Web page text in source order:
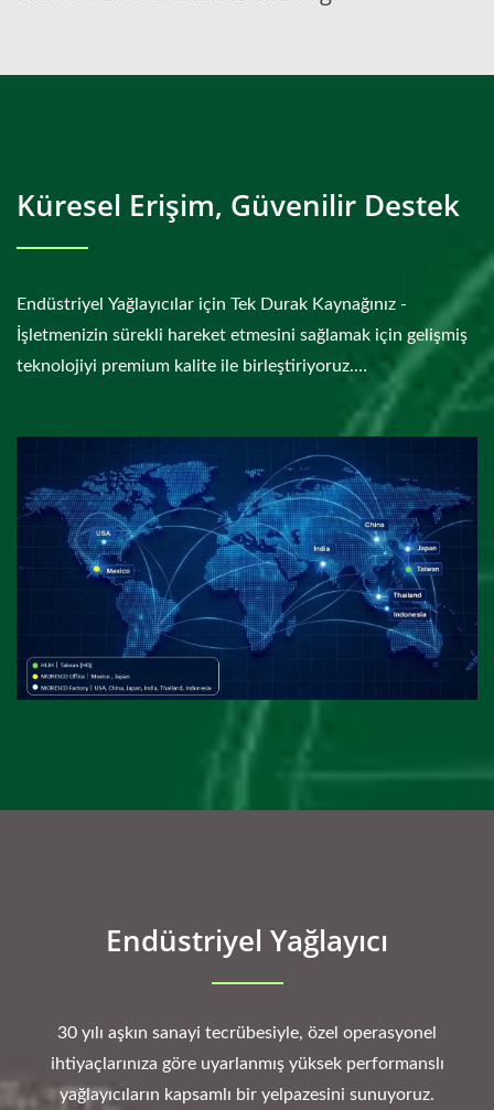
Küresel Erişim, Güvenilir Destek
Endüstriyel Yağlayıcılar için Tek Durak Kaynağınız -
İşletmenizin sürekli hareket etmesini sağlamak için gelişmiş
teknolojiyi premium kalite ile birleştiriyoruz.
Endüstriyel Yağlayıcı
30 yılı aşkın sanayi tecrübesiyle, özel operasyonel
ihtiyaçlarınıza göre uyarlanmış yüksek performanslı
yağlayıcıların kapsamlı bir yelpazesini sunuyoruz.